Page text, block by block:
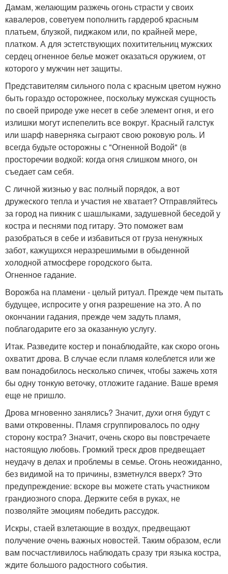
Дамам, желающим разжечь огонь страсти у своих
кавалеров, советуем пополнить гардероб красным
платьем, блузкой, пиджаком или, по крайней мере,
платком. А для эстетствующих похитительниц мужских
сердец огненное белье может оказаться оружием, от
которого у мужчин нет защиты.
Представителям сильного пола с красным цветом нужно
быть гораздо осторожнее, поскольку мужская сущность
по своей природе уже несет в себе элемент огня, и его
излишки могут испепелить все вокруг. Красный галстук
или шарф наверняка сыграют свою роковую роль. И
всегда будьте осторожны с "Огненной Водой" (в
просторечии водкой: когда огня слишком много, он
съедает сам себя.
С личной жизнью у вас полный порядок, а вот
дружеского тепла и участия не хватает? Отправляйтесь
за город на пикник с шашлыками, задушевной беседой у
костра и песнями под гитару. Это поможет вам
разобраться в себе и избавиться от груза ненужных
забот, кажущихся неразрешимыми в обыденной
холодной атмосфере городского быта.
Огненное гадание.
Ворожба на пламени - целый ритуал. Прежде чем пытать
будущее, испросите у огня разрешение на это. А по
окончании гадания, прежде чем задуть пламя,
поблагодарите его за оказанную услугу.
Итак. Разведите костер и понаблюдайте, как скоро огонь
охватит дрова. В случае если пламя колеблется или же
вам понадобилось несколько спичек, чтобы зажечь хотя
бы одну тонкую веточку, отложите гадание. Ваше время
еще не пришло.
Дрова мгновенно занялись? Значит, духи огня будут с
вами откровенны. Пламя сгруппировалось по одну
сторону костра? Значит, очень скоро вы повстречаете
настоящую любовь. Громкий треск дров предвещает
неудачу в делах и проблемы в семье. Огонь неожиданно,
без видимой на то причины, взметнулся вверх? Это
предупреждение: вскоре вы можете стать участником
грандиозного спора. Держите себя в руках, не
позволяйте эмоциям победить рассудок.
Искры, стаей взлетающие в воздух, предвещают
получение очень важных новостей. Таким образом, если
вам посчастливилось наблюдать сразу три языка костра,
ждите большого радостного события.